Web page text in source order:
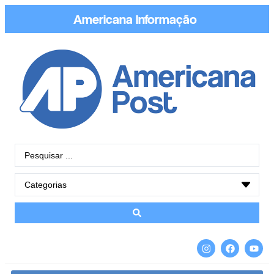
Americana Informação|